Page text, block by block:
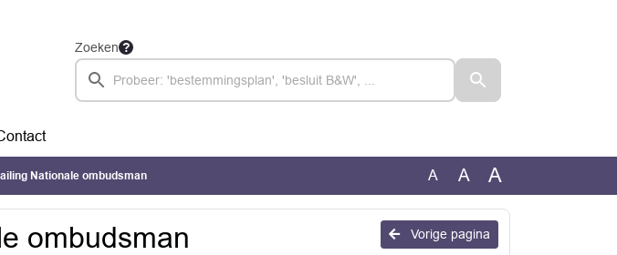
Zoeken
Nationale ombudsman A A A
Vorige pagina
ombudsman